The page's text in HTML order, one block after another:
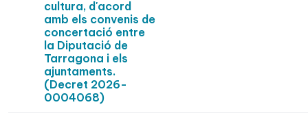
cultura, d'acord
amb els convenis de
concertació entre
la Diputació de
Tarragona i els
ajuntaments.
(Decret 2026-
0004068)